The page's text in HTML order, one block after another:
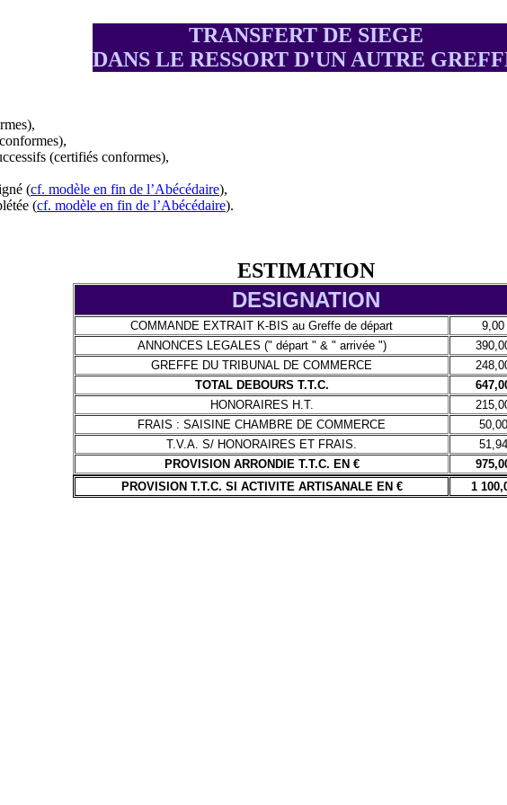
TRANSFERT DE SIEGE
DANS LE RESSORT D'UN AUTRE
(certifiés conformes),
(cf. modèle en fin de l’Abécédaire),
(cf. modèle en fin de l’Abécédaire).
ESTIMATION
DESIGNATION
COMMANDE EXTRAIT K-BIS au Greffe de départ
9,00
ANNONCES LEGALES (" départ " & " arrivée ")
GREFFE DU TRIBUNAL DE COMMERCE
TOTAL DEBOURS T.T.C.
HONORAIRES H.T.
FRAIS : SAISINE CHAMBRE DE COMMERCE
50,00
T.V.A. S/ HONORAIRES ET FRAIS.
51,94
PROVISION ARRONDIE T.T.C. EN €
PROVISION T.T.C. SI ACTIVITE ARTISANALE EN €
1